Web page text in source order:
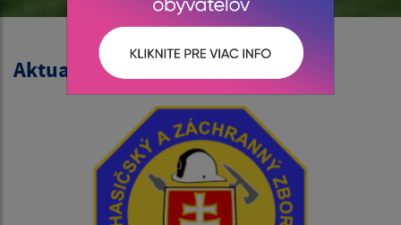
Aktuality